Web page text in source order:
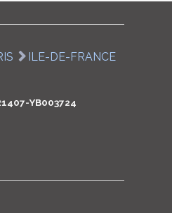
ILE-DE-FRANCE
YB003724